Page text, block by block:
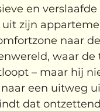
en
uit zijn
naar de
waar de
– maar hij
een uitweg
dat